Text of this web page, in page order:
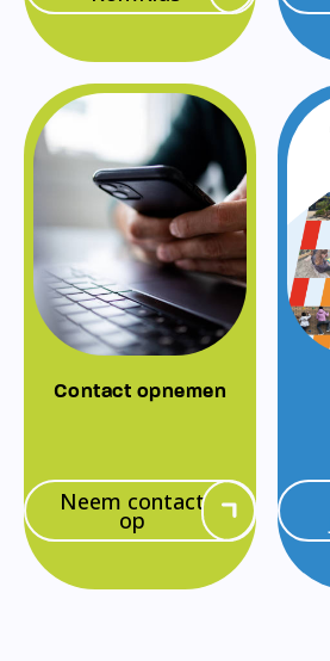
Contact opnemen
Neem contact
op